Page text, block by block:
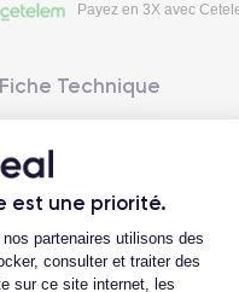
est une priorité.
partenaires utilisons des
consulter et traiter des
sur ce site internet, les
Payez en 3X avec
Fiche Technique
Avis clients
Questions fréquentes